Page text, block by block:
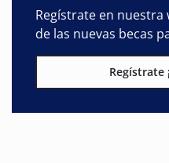
Regístrate en
de las nuevas becas
Regístrate